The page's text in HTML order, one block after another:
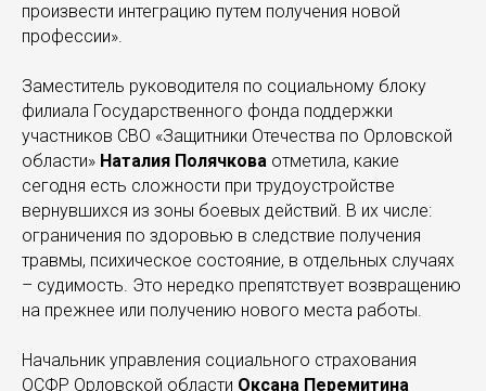
произвести интеграцию путем получения новой
профессии».
Заместитель руководителя по социальному блоку
филиала Государственного фонда поддержки
участников СВО «Защитники Отечества по Орловской
области» Наталия Полячкова отметила, какие
сегодня есть сложности при трудоустройстве
вернувшихся из зоны боевых действий. В их числе:
ограничения по здоровью в следствие получения
травмы, психическое состояние, в отдельных случаях
– судимость. Это нередко препятствует возвращению
на прежнее или получению нового места работы.
Начальник управления социального страхования
ОСФР Орловской области Оксана Перемитина